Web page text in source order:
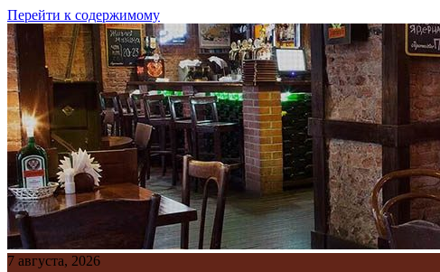
Перейти к содержимому
7 августа, 2026